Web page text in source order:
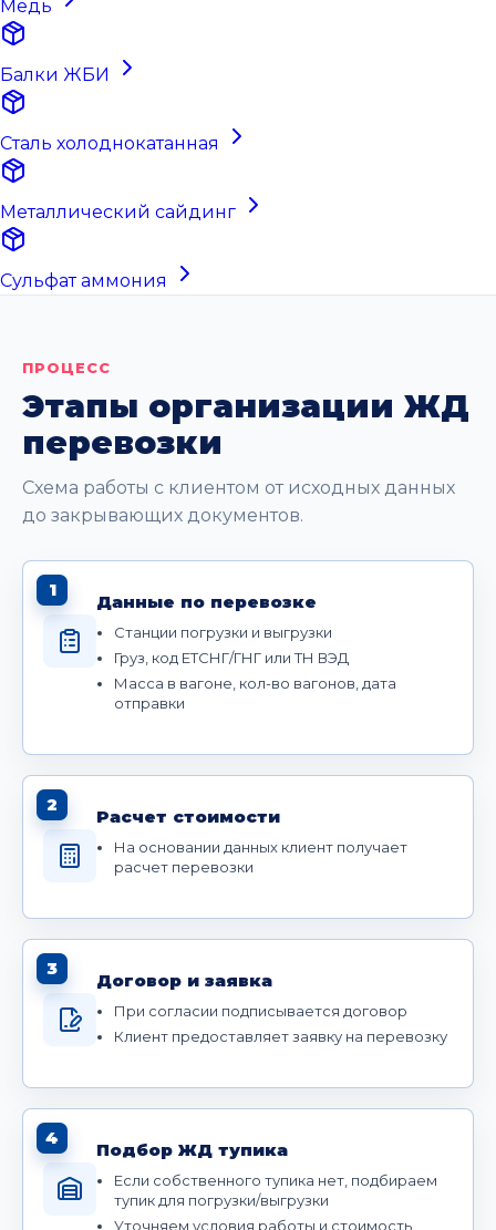
Медь
Балки ЖБИ
Сталь холоднокатанная
Металлический сайдинг
Сульфат аммония
ПРОЦЕСС
Этапы организации ЖД
перевозки
Схема работы с клиентом от исходных данных
до закрывающих документов.
1
Данные по перевозке
Станции погрузки и выгрузки
Груз, код ЕТСНГ/ГНГ или ТН ВЭД
Масса в вагоне, кол-во вагонов, дата
отправки
2
Расчет стоимости
На основании данных клиент получает
расчет перевозки
3
Договор и заявка
При согласии подписывается договор
Клиент предоставляет заявку на перевозку
4
Подбор ЖД тупика
Если собственного тупика нет, подбираем
тупик для погрузки/выгрузки
Уточняем условия работы и стоимость